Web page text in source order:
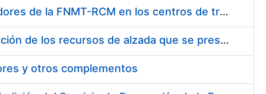
Suministro de gafas graduadas antiproyecciones para los trabajadores de la FNMT-RCM en los centros de trabajo de Madrid y Burgos
Servicios de una empresa externa para el asesoramiento y resolución de los recursos de alzada que se presentan relacionados con procesos de selección para la FNMT-RCM
y otros complementos